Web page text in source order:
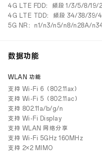
4G LTE FDD：频段 1/3/5/8/19/
4G LTE TDD：频段 34/38/
5G NR：n1/n3/n5/n8/n28A/
数据功能
WLAN 功能
支持 Wi-Fi 6（802.11ax）
支持 Wi-Fi 5（802.11ac）
支持 802.11a/b/g/n
支持 Wi-Fi Display
支持 WLAN 网络分享
支持 Wi-Fi 5GHz 160MHz
支持 2×2 MIMO